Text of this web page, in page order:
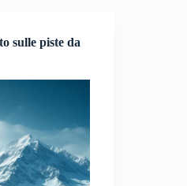
sulle piste da